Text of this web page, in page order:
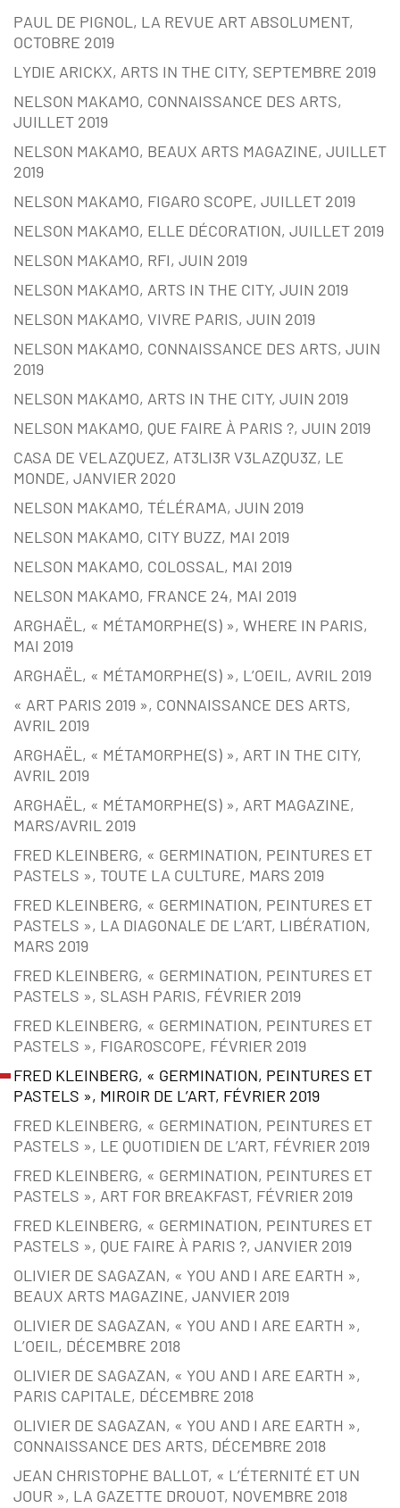
PAUL DE PIGNOL, LA REVUE ART ABSOLUMENT,
OCTOBRE 2019
LYDIE ARICKX, ARTS IN THE CITY, SEPTEMBRE 2019
NELSON MAKAMO, CONNAISSANCE DES ARTS,
JUILLET 2019
NELSON MAKAMO, BEAUX ARTS MAGAZINE, JUILLET
2019
NELSON MAKAMO, FIGARO SCOPE, JUILLET 2019
NELSON MAKAMO, ELLE DÉCORATION, JUILLET 2019
NELSON MAKAMO, RFI, JUIN 2019
NELSON MAKAMO, ARTS IN THE CITY, JUIN 2019
NELSON MAKAMO, VIVRE PARIS, JUIN 2019
NELSON MAKAMO, CONNAISSANCE DES ARTS, JUIN
2019
NELSON MAKAMO, ARTS IN THE CITY, JUIN 2019
NELSON MAKAMO, QUE FAIRE À PARIS ?, JUIN 2019
CASA DE VELAZQUEZ, AT3LI3R V3LAZQU3Z, LE
MONDE, JANVIER 2020
NELSON MAKAMO, TÉLÉRAMA, JUIN 2019
NELSON MAKAMO, CITY BUZZ, MAI 2019
NELSON MAKAMO, COLOSSAL, MAI 2019
NELSON MAKAMO, FRANCE 24, MAI 2019
ARGHAËL, « MÉTAMORPHE(S) », WHERE IN PARIS,
MAI 2019
ARGHAËL, « MÉTAMORPHE(S) », L’OEIL, AVRIL 2019
« ART PARIS 2019 », CONNAISSANCE DES ARTS,
AVRIL 2019
ARGHAËL, « MÉTAMORPHE(S) », ART IN THE CITY,
AVRIL 2019
ARGHAËL, « MÉTAMORPHE(S) », ART MAGAZINE,
MARS/AVRIL 2019
FRED KLEINBERG, « GERMINATION, PEINTURES ET
PASTELS », TOUTE LA CULTURE, MARS 2019
FRED KLEINBERG, « GERMINATION, PEINTURES ET
PASTELS », LA DIAGONALE DE L’ART, LIBÉRATION,
MARS 2019
FRED KLEINBERG, « GERMINATION, PEINTURES ET
PASTELS », SLASH PARIS, FÉVRIER 2019
FRED KLEINBERG, « GERMINATION, PEINTURES ET
PASTELS », FIGAROSCOPE, FÉVRIER 2019
FRED KLEINBERG, « GERMINATION, PEINTURES ET
PASTELS », MIROIR DE L’ART, FÉVRIER 2019
FRED KLEINBERG, « GERMINATION, PEINTURES ET
PASTELS », LE QUOTIDIEN DE L’ART, FÉVRIER 2019
FRED KLEINBERG, « GERMINATION, PEINTURES ET
PASTELS », ART FOR BREAKFAST, FÉVRIER 2019
FRED KLEINBERG, « GERMINATION, PEINTURES ET
PASTELS », QUE FAIRE À PARIS ?, JANVIER 2019
OLIVIER DE SAGAZAN, « YOU AND I ARE EARTH »,
BEAUX ARTS MAGAZINE, JANVIER 2019
OLIVIER DE SAGAZAN, « YOU AND I ARE EARTH »,
L’OEIL, DÉCEMBRE 2018
OLIVIER DE SAGAZAN, « YOU AND I ARE EARTH »,
PARIS CAPITALE, DÉCEMBRE 2018
OLIVIER DE SAGAZAN, « YOU AND I ARE EARTH »,
CONNAISSANCE DES ARTS, DÉCEMBRE 2018
JEAN CHRISTOPHE BALLOT, « L’ÉTERNITÉ ET UN
JOUR », LA GAZETTE DROUOT, NOVEMBRE 2018